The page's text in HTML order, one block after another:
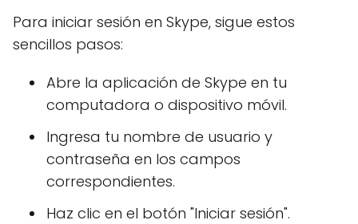
Para iniciar sesión en Skype, sigue estos
sencillos pasos:
Abre la aplicación de Skype en tu
computadora o dispositivo móvil.
Ingresa tu nombre de usuario y
contraseña en los campos
correspondientes.
Haz clic en el botón "Iniciar sesión".